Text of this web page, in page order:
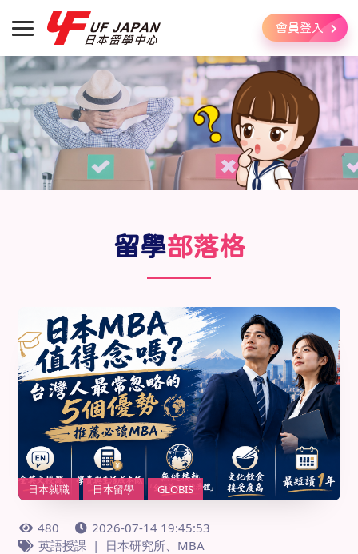
會員登入
留學部落格
日本就職 日本留學 GLOBIS
480
2026-07-14 19:45:53
英語授課
日本研究所、MBA